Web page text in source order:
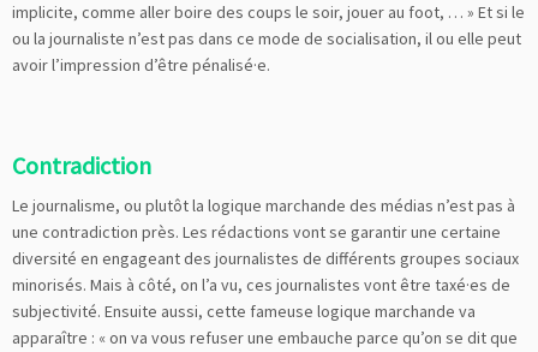
implicite, comme aller boire des coups le soir, jouer au foot, … » Et si le
ou la journaliste n’est pas dans ce mode de socialisation, il ou elle peut
avoir l’impression d’être pénalisé·e.
Contradiction
Le journalisme, ou plutôt la logique marchande des médias n’est pas à
une contradiction près. Les rédactions vont se garantir une certaine
diversité en engageant des journalistes de différents groupes sociaux
minorisés. Mais à côté, on l’a vu, ces journalistes vont être taxé·es de
subjectivité. Ensuite aussi, cette fameuse logique marchande va
apparaître : « on va vous refuser une embauche parce qu’on se dit que